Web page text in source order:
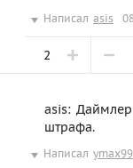
Написал asis
2
asis: Даймлер
штрафа.
Написал ymax99